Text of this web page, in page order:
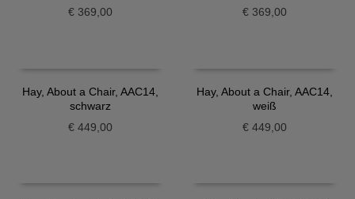
€369,00
€ 369,00
Hay, About a Chair, AAC14,
schwarz
€449,00
Hay, About a Chair, AAC14,
weiß
€ 449,00